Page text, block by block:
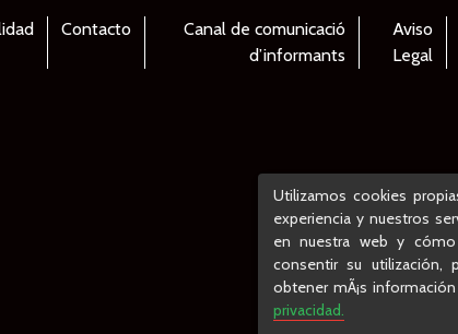
Contacto
Canal de comunicació
d’informants
Aviso
Legal
Utilizamos cookies
experiencia y nuestros
en nuestra web y
consentir su utilización,
obtener mÃ¡s
privacidad.